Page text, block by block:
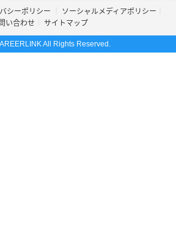
シーポリシー
ソーシャルメディアポリシー
い合わせ
サイトマップ
All Rights Reserved.